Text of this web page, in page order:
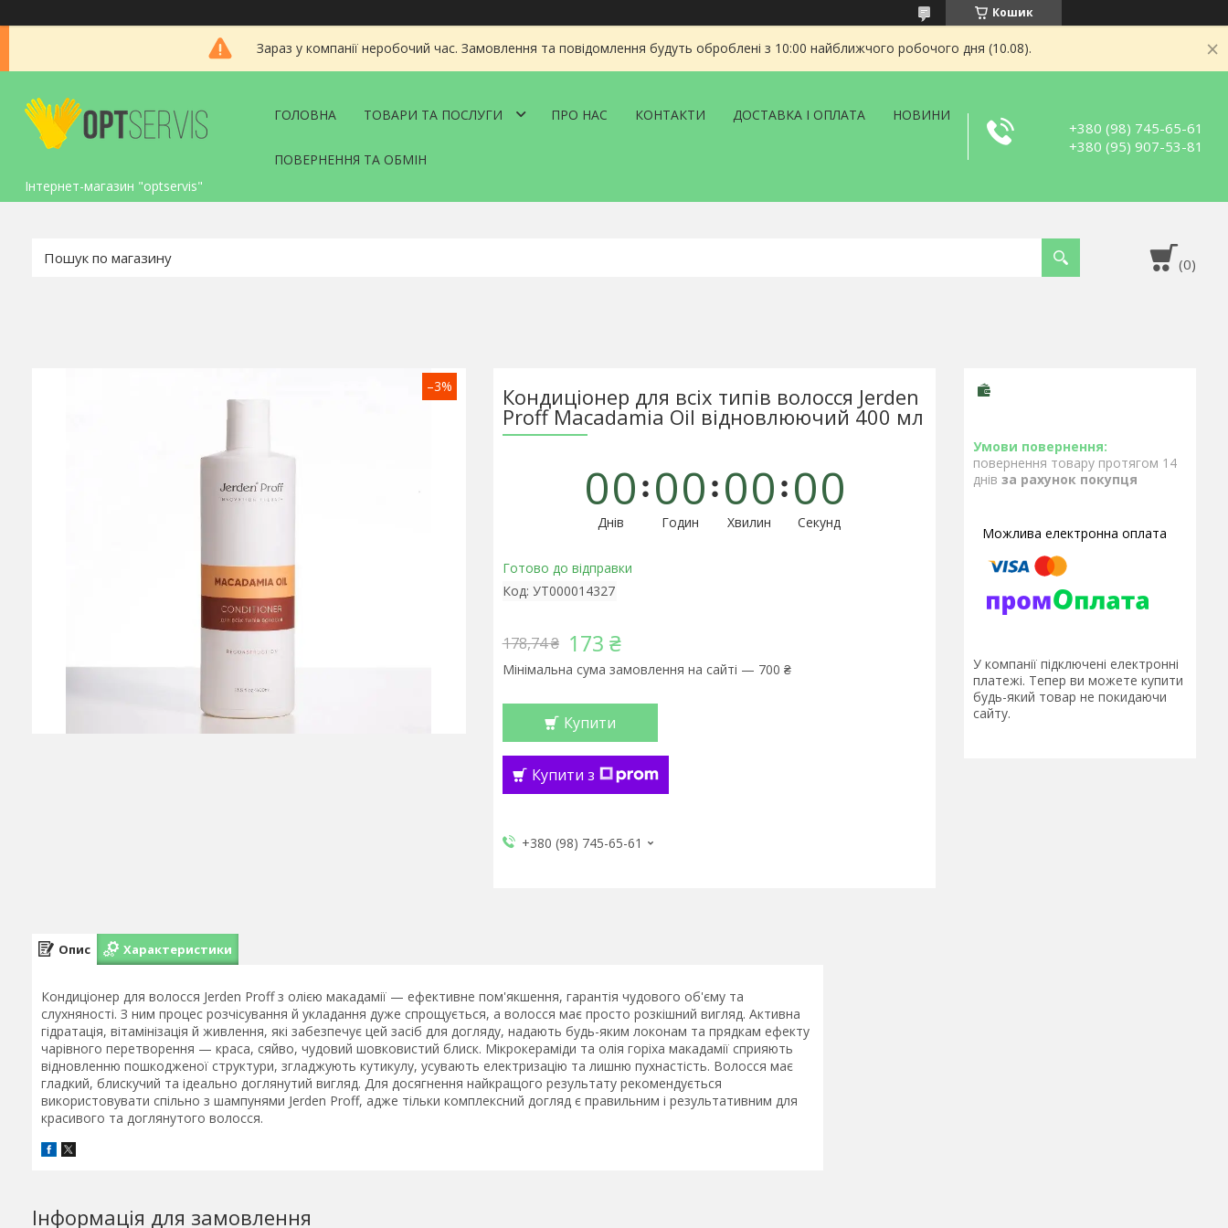
Кошик
Зараз у компанії неробочий час. Замовлення та повідомлення будуть оброблені з 10:00 найближчого робочого дня (10.08).
Інтернет-магазин "optservis"
ГОЛОВНА ТОВАРИ ТА ПОСЛУГИ ПРО НАС КОНТАКТИ ДОСТАВКА І ОПЛАТА НОВИНИ
ПОВЕРНЕННЯ ТА ОБМІН
+380 (98) 745-65-61
+380 (95) 907-53-81
–3% Кондиціонер для всіх типів волосся Jerden
Proff Macadamia Oil відновлюючий 400 мл
00
Днів
00
Годин
00
Хвилин
00
Секунд
Готово до відправки
Код: УТ000014327
178,74 ₴ 173 ₴
Мінімальна сума замовлення на сайті — 700 ₴
Купити
Купити з
+380 (98) 745-65-61
повернення товару протягом 14
днів за рахунок покупця
У компанії підключені електронні
платежі. Тепер ви можете купити
будь-який товар не покидаючи
сайту.
Опис Характеристики
Кондиціонер для волосся Jerden Proff з олією макадамії — ефективне пом'якшення, гарантія чудового об'єму та
слухняності. З ним процес розчісування й укладання дуже спрощується, а волосся має просто розкішний вигляд. Активна
гідратація, вітамінізація й живлення, які забезпечує цей засіб для догляду, надають будь-яким локонам та прядкам ефекту
чарівного перетворення — краса, сяйво, чудовий шовковистий блиск. Мікрокераміди та олія горіха макадамії сприяють
відновленню пошкодженої структури, згладжують кутикулу, усувають електризацію та лишню пухнастість. Волосся має
гладкий, блискучий та ідеально доглянутий вигляд. Для досягнення найкращого результату рекомендується
використовувати спільно з шампунями Jerden Proff, адже тільки комплексний догляд є правильним і результативним для
красивого та доглянутого волосся.
Інформація для замовлення